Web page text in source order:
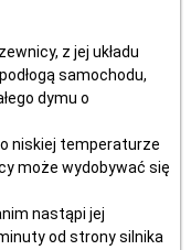
z jej układu
samochodu,
dymu o
niskiej temperaturze
może wydobywać się
nastąpi jej
od strony silnika